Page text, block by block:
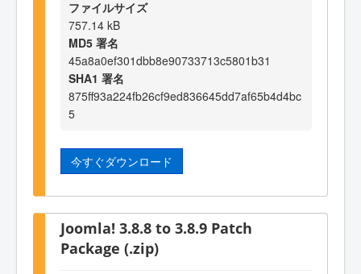
ファイルサイズ
757.14 kB
MD5 署名
45a8a0ef301dbb8e90733713c5801b31
SHA1 署名
875ff93a224fb26cf9ed836645dd7af65b4d4bc
5
今すぐダウンロード
Joomla! 3.8.8 to 3.8.9 Patch
Package (.zip)